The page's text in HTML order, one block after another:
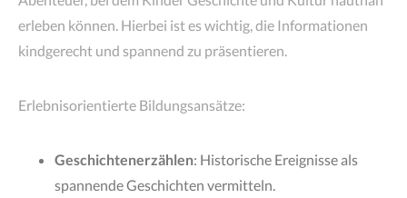
erleben können. Hierbei ist es wichtig, die Informationen
kindgerecht und spannend zu präsentieren.
Erlebnisorientierte Bildungsansätze:
Geschichtenerzählen: Historische Ereignisse als
spannende Geschichten vermitteln.